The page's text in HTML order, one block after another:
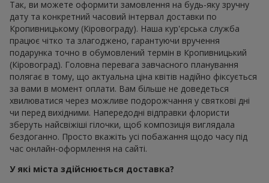
Так, ви можете оформити замовлення на будь-яку зручну
дату та конкретний часовий інтервал доставки по
Кропивницькому (Кіровограду). Наша кур'єрська служба
працює чітко та злагоджено, гарантуючи вручення
подарунка точно в обумовлений термін в Кропивницький
(Кіровоград). Головна перевага завчасного планування
полягає в тому, що актуальна ціна квітів надійно фіксується
за вами в момент оплати. Вам більше не доведеться
хвилюватися через можливе подорожчання у святкові дні
чи перед вихідними. Напередодні відправки флористи
зберуть найсвіжіші гілочки, щоб композиція виглядала
бездоганно. Просто вкажіть усі побажання щодо часу під
час онлайн-оформлення на сайті.
У які міста здійснюється доставка?